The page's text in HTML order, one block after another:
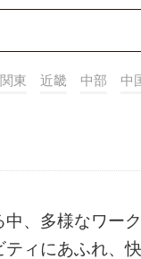
関東 近畿 中部 中
、多様なワー
ィにあふれ、